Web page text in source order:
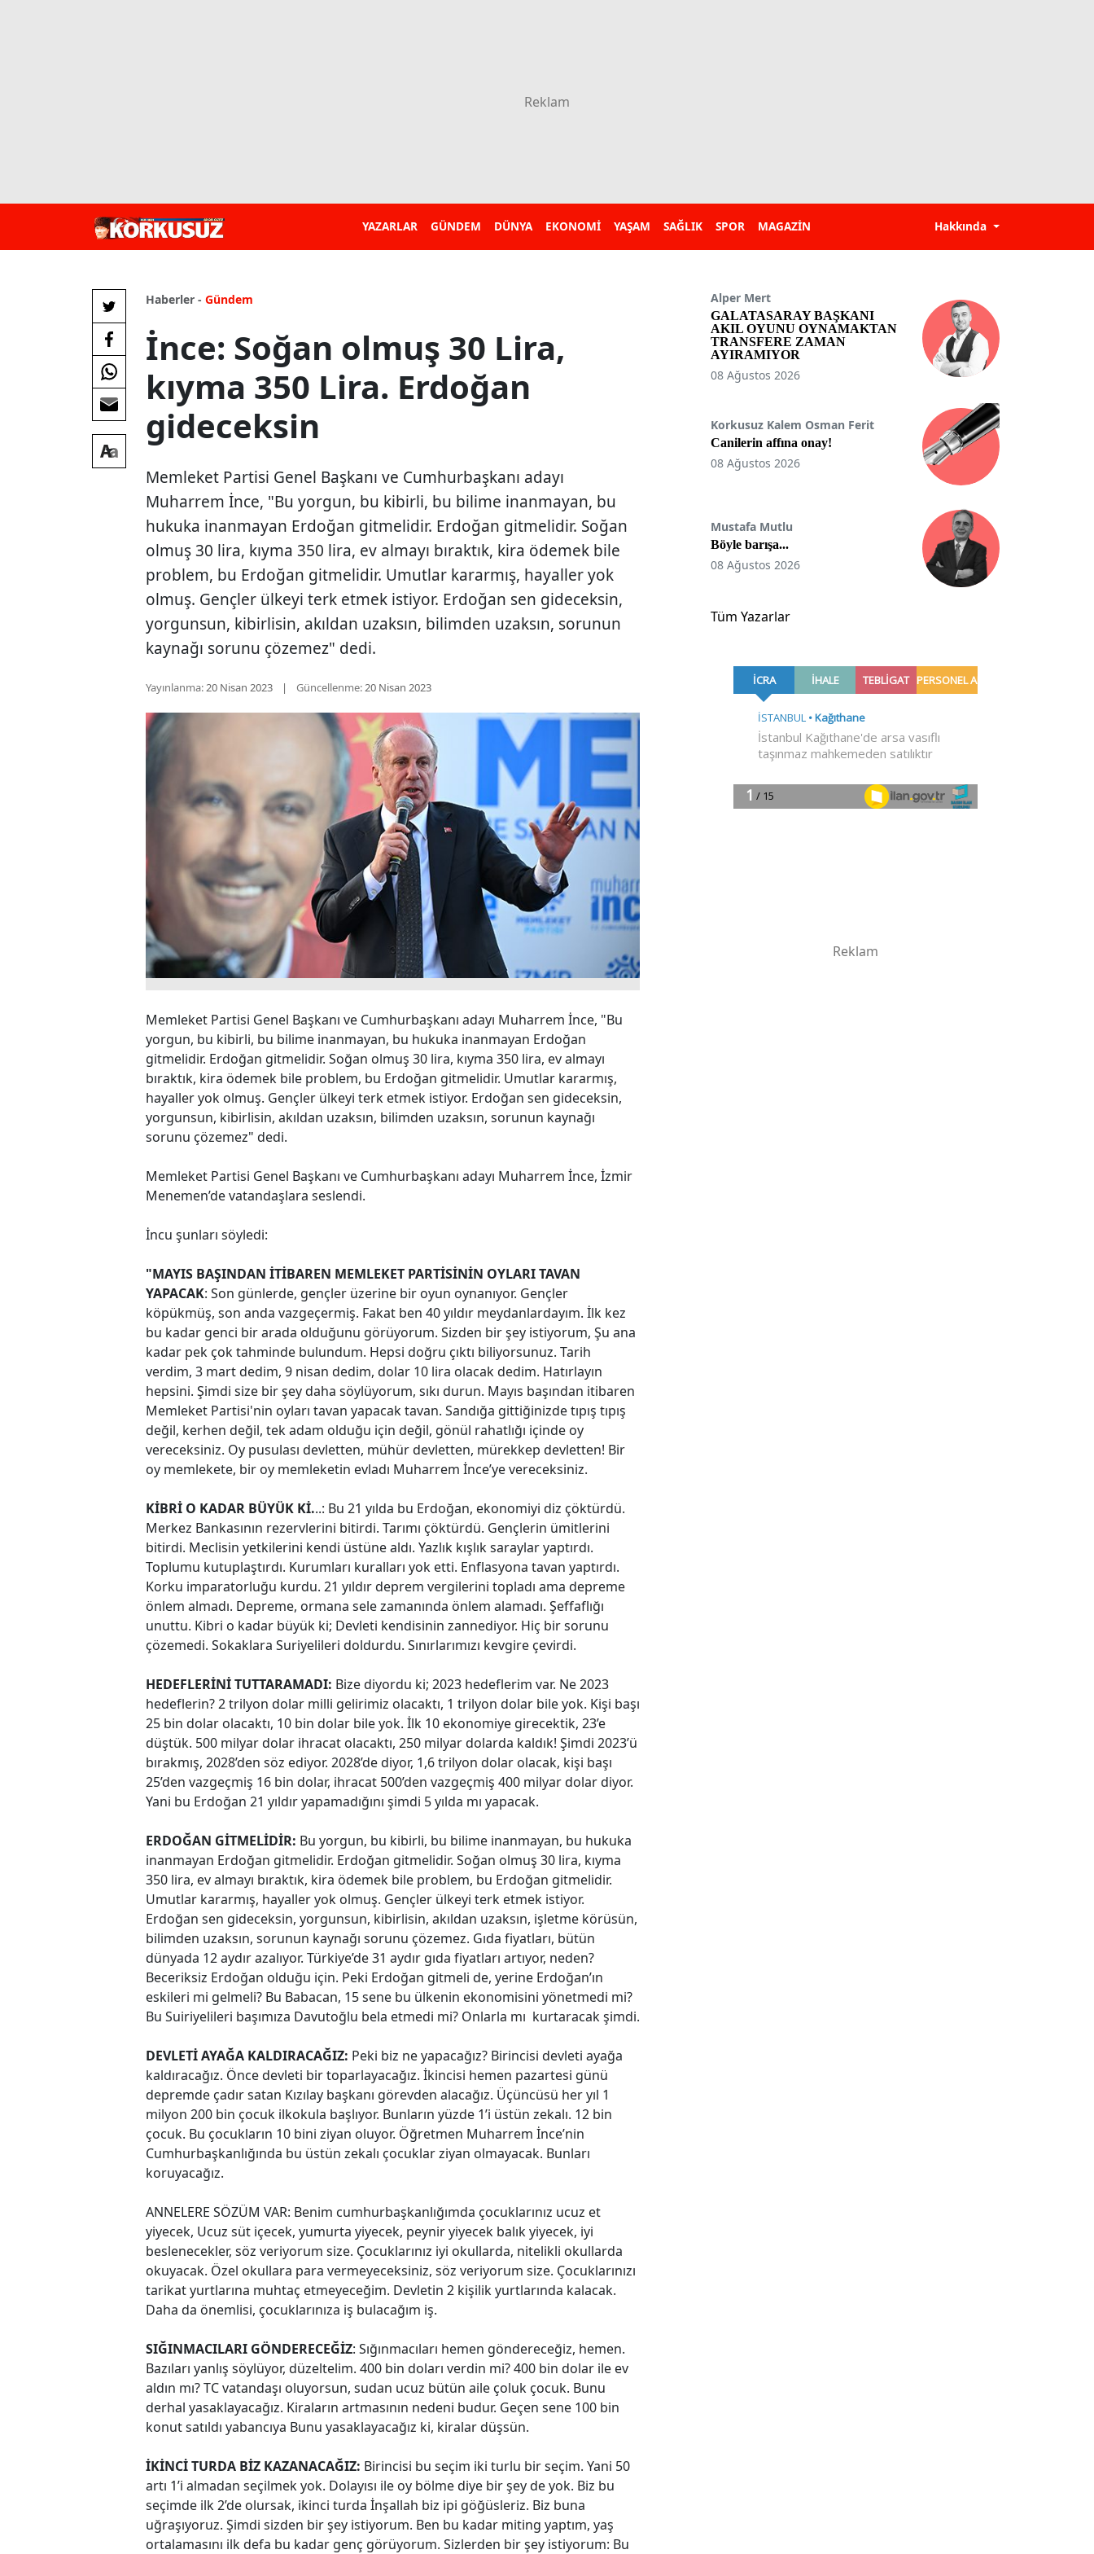
YAZARLAR GÜNDEM DÜNYA EKONOMİ YAŞAM SAĞLIK SPOR MAGAZİN Hakkında
Haberler - Gündem
İnce: Soğan olmuş 30 Lira,
kıyma 350 Lira. Erdoğan
gideceksin
Memleket Partisi Genel Başkanı ve Cumhurbaşkanı adayı
Muharrem İnce, "Bu yorgun, bu kibirli, bu bilime inanmayan, bu
hukuka inanmayan Erdoğan gitmelidir. Erdoğan gitmelidir. Soğan
olmuş 30 lira, kıyma 350 lira, ev almayı bıraktık, kira ödemek bile
problem, bu Erdoğan gitmelidir. Umutlar kararmış, hayaller yok
olmuş. Gençler ülkeyi terk etmek istiyor. Erdoğan sen gideceksin,
yorgunsun, kibirlisin, akıldan uzaksın, bilimden uzaksın, sorunun
kaynağı sorunu çözemez" dedi.
Yayınlanma:20 Nisan 2023 Güncellenme:20 Nisan 2023
Memleket Partisi Genel Başkanı ve Cumhurbaşkanı adayı Muharrem İnce, "Bu
yorgun, bu kibirli, bu bilime inanmayan, bu hukuka inanmayan Erdoğan
gitmelidir. Erdoğan gitmelidir. Soğan olmuş 30 lira, kıyma 350 lira, ev almayı
bıraktık, kira ödemek bile problem, bu Erdoğan gitmelidir. Umutlar kararmış,
hayaller yok olmuş. Gençler ülkeyi terk etmek istiyor. Erdoğan sen gideceksin,
yorgunsun, kibirlisin, akıldan uzaksın, bilimden uzaksın, sorunun kaynağı
sorunu çözemez" dedi.
Memleket Partisi Genel Başkanı ve Cumhurbaşkanı adayı Muharrem İnce, İzmir
Menemen’de vatandaşlara seslendi.
İncu şunları söyledi:
"MAYIS BAŞINDAN İTİBAREN MEMLEKET PARTİSİNİN OYLARI TAVAN
YAPACAK: Son günlerde, gençler üzerine bir oyun oynanıyor. Gençler
köpükmüş, son anda vazgeçermiş. Fakat ben 40 yıldır meydanlardayım. İlk kez
bu kadar genci bir arada olduğunu görüyorum. Sizden bir şey istiyorum, Şu ana
kadar pek çok tahminde bulundum. Hepsi doğru çıktı biliyorsunuz. Tarih
verdim, 3 mart dedim, 9 nisan dedim, dolar 10 lira olacak dedim. Hatırlayın
hepsini. Şimdi size bir şey daha söylüyorum, sıkı durun. Mayıs başından itibaren
Memleket Partisi'nin oyları tavan yapacak tavan. Sandığa gittiğinizde tıpış tıpış
değil, kerhen değil, tek adam olduğu için değil, gönül rahatlığı içinde oy
vereceksiniz. Oy pusulası devletten, mühür devletten, mürekkep devletten! Bir
oy memlekete, bir oy memleketin evladı Muharrem İnce’ye vereceksiniz.
KİBRİ O KADAR BÜYÜK Kİ...: Bu 21 yılda bu Erdoğan, ekonomiyi diz çöktürdü.
Merkez Bankasının rezervlerini bitirdi. Tarımı çöktürdü. Gençlerin ümitlerini
bitirdi. Meclisin yetkilerini kendi üstüne aldı. Yazlık kışlık saraylar yaptırdı.
Toplumu kutuplaştırdı. Kurumları kuralları yok etti. Enflasyona tavan yaptırdı.
Korku imparatorluğu kurdu. 21 yıldır deprem vergilerini topladı ama depreme
önlem almadı. Depreme, ormana sele zamanında önlem alamadı. Şeffaflığı
unuttu. Kibri o kadar büyük ki; Devleti kendisinin zannediyor. Hiç bir sorunu
çözemedi. Sokaklara Suriyelileri doldurdu. Sınırlarımızı kevgire çevirdi.
HEDEFLERİNİ TUTTARAMADI: Bize diyordu ki; 2023 hedeflerim var. Ne 2023
hedeflerin? 2 trilyon dolar milli gelirimiz olacaktı, 1 trilyon dolar bile yok. Kişi başı
25 bin dolar olacaktı, 10 bin dolar bile yok. İlk 10 ekonomiye girecektik, 23’e
düştük. 500 milyar dolar ihracat olacaktı, 250 milyar dolarda kaldık! Şimdi 2023’ü
bırakmış, 2028’den söz ediyor. 2028’de diyor, 1,6 trilyon dolar olacak, kişi başı
25’den vazgeçmiş 16 bin dolar, ihracat 500’den vazgeçmiş 400 milyar dolar diyor.
Yani bu Erdoğan 21 yıldır yapamadığını şimdi 5 yılda mı yapacak.
ERDOĞAN GİTMELİDİR: Bu yorgun, bu kibirli, bu bilime inanmayan, bu hukuka
inanmayan Erdoğan gitmelidir. Erdoğan gitmelidir. Soğan olmuş 30 lira, kıyma
350 lira, ev almayı bıraktık, kira ödemek bile problem, bu Erdoğan gitmelidir.
Umutlar kararmış, hayaller yok olmuş. Gençler ülkeyi terk etmek istiyor.
Erdoğan sen gideceksin, yorgunsun, kibirlisin, akıldan uzaksın, işletme körüsün,
bilimden uzaksın, sorunun kaynağı sorunu çözemez. Gıda fiyatları, bütün
dünyada 12 aydır azalıyor. Türkiye’de 31 aydır gıda fiyatları artıyor, neden?
Beceriksiz Erdoğan olduğu için. Peki Erdoğan gitmeli de, yerine Erdoğan’ın
eskileri mi gelmeli? Bu Babacan, 15 sene bu ülkenin ekonomisini yönetmedi mi?
Bu Suiriyelileri başımıza Davutoğlu bela etmedi mi? Onlarla mı kurtaracak şimdi.
DEVLETİ AYAĞA KALDIRACAĞIZ: Peki biz ne yapacağız? Birincisi devleti ayağa
kaldıracağız. Önce devleti bir toparlayacağız. İkincisi hemen pazartesi günü
depremde çadır satan Kızılay başkanı görevden alacağız. Üçüncüsü her yıl 1
milyon 200 bin çocuk ilkokula başlıyor. Bunların yüzde 1’i üstün zekalı. 12 bin
çocuk. Bu çocukların 10 bini ziyan oluyor. Öğretmen Muharrem İnce’nin
Cumhurbaşkanlığında bu üstün zekalı çocuklar ziyan olmayacak. Bunları
koruyacağız.
ANNELERE SÖZÜM VAR: Benim cumhurbaşkanlığımda çocuklarınız ucuz et
yiyecek, Ucuz süt içecek, yumurta yiyecek, peynir yiyecek balık yiyecek, iyi
beslenecekler, söz veriyorum size. Çocuklarınız iyi okullarda, nitelikli okullarda
okuyacak. Özel okullara para vermeyeceksiniz, söz veriyorum size. Çocuklarınızı
tarikat yurtlarına muhtaç etmeyeceğim. Devletin 2 kişilik yurtlarında kalacak.
Daha da önemlisi, çocuklarınıza iş bulacağım iş.
SIĞINMACILARI GÖNDERECEĞİZ: Sığınmacıları hemen göndereceğiz, hemen.
Bazıları yanlış söylüyor, düzeltelim. 400 bin doları verdin mi? 400 bin dolar ile ev
aldın mı? TC vatandaşı oluyorsun, sudan ucuz bütün aile çoluk çocuk. Bunu
derhal yasaklayacağız. Kiraların artmasının nedeni budur. Geçen sene 100 bin
konut satıldı yabancıya Bunu yasaklayacağız ki, kiralar düşsün.
İKİNCİ TURDA BİZ KAZANACAĞIZ: Birincisi bu seçim iki turlu bir seçim. Yani 50
artı 1’i almadan seçilmek yok. Dolayısı ile oy bölme diye bir şey de yok. Biz bu
seçimde ilk 2’de olursak, ikinci turda İnşallah biz ipi göğüsleriz. Biz buna
uğraşıyoruz. Şimdi sizden bir şey istiyorum. Ben bu kadar miting yaptım, yaş
ortalamasını ilk defa bu kadar genç görüyorum. Sizlerden bir şey istiyorum: Bu
Alper Mert
GALATASARAY BAŞKANI
AKIL OYUNU OYNAMAKTAN
TRANSFERE ZAMAN
AYIRAMIYOR
08 Ağustos 2026
Korkusuz Kalem Osman Ferit
Canilerin affına onay!
08 Ağustos 2026
Mustafa Mutlu
Böyle barışa...
08 Ağustos 2026
Tüm Yazarlar